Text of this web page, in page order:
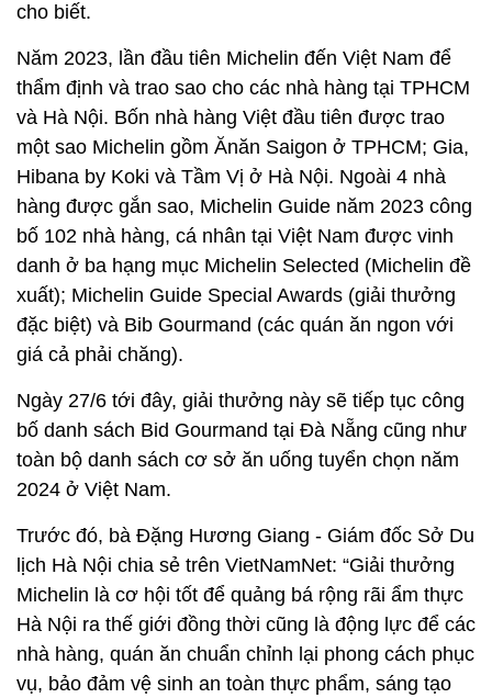
cho biết.
Năm 2023, lần đầu tiên Michelin đến Việt Nam để
thẩm định và trao sao cho các nhà hàng tại TPHCM
và Hà Nội. Bốn nhà hàng Việt đầu tiên được trao
một sao Michelin gồm Ănăn Saigon ở TPHCM; Gia,
Hibana by Koki và Tầm Vị ở Hà Nội. Ngoài 4 nhà
hàng được gắn sao, Michelin Guide năm 2023 công
bố 102 nhà hàng, cá nhân tại Việt Nam được vinh
danh ở ba hạng mục Michelin Selected (Michelin đề
xuất); Michelin Guide Special Awards (giải thưởng
đặc biệt) và Bib Gourmand (các quán ăn ngon với
giá cả phải chăng).
Ngày 27/6 tới đây, giải thưởng này sẽ tiếp tục công
bố danh sách Bid Gourmand tại Đà Nẵng cũng như
toàn bộ danh sách cơ sở ăn uống tuyển chọn năm
2024 ở Việt Nam.
Trước đó, bà Đặng Hương Giang - Giám đốc Sở Du
lịch Hà Nội chia sẻ trên VietNamNet: “Giải thưởng
Michelin là cơ hội tốt để quảng bá rộng rãi ẩm thực
Hà Nội ra thế giới đồng thời cũng là động lực để các
nhà hàng, quán ăn chuẩn chỉnh lại phong cách phục
vụ, bảo đảm vệ sinh an toàn thực phẩm, sáng tạo